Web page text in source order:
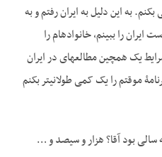
به این دلیل به ایران رفتم و به
ایران را ببینم، خانواده­ام را
شرایط یک همچین مطالعه­ای در ایران
موقتم را یک کمی طولانی­تر بکنم
سالی بود آقا؟ هزار و سیصد و …